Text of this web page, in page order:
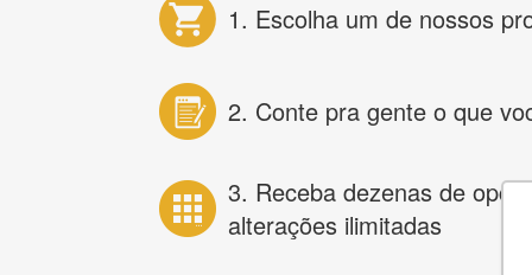
1. Escolha um de nossos
2. Conte pra gente o que
3. Receba dezenas de
alterações ilimitadas